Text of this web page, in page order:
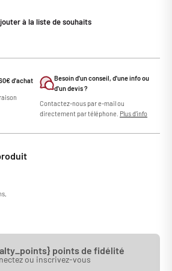
à la liste de souhaits
d'achat
Besoin d'un conseil, d'une info ou
d'un devis ?
Contactez-nous par e-mail ou
directement par téléphone. Plus d'info
points de fidélité
ou inscrivez-vous